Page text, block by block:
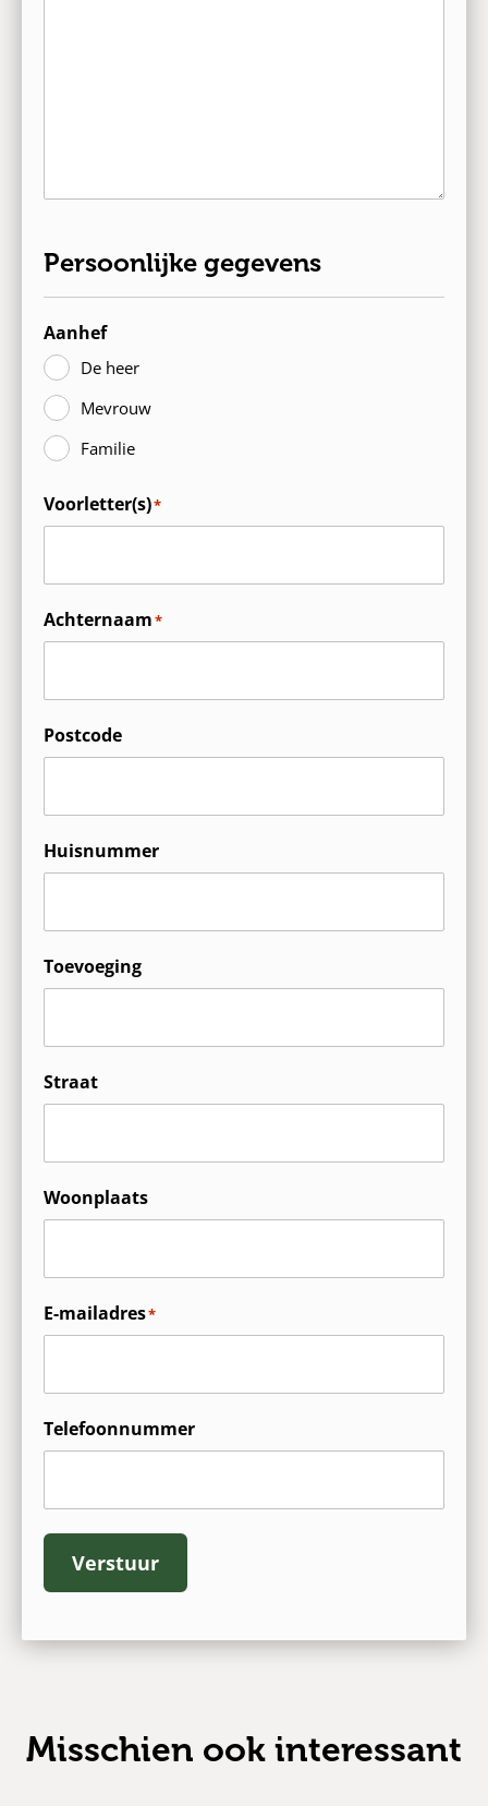
Persoonlijke gegevens
Aanhef
De heer
Mevrouw
Familie
Voorletter(s)*
Achternaam*
Postcode
Huisnummer
Toevoeging
Straat
Woonplaats
E-mailadres*
Telefoonnummer
Verstuur
Misschien ook interessant